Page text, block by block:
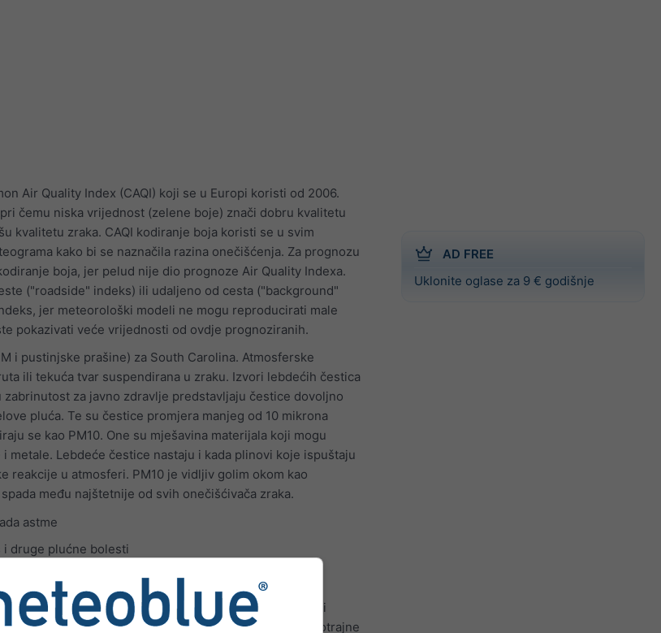
AD FREE
Uklonite oglase za 9 € godišnje
Air Quality Index (CAQI) koji se u Europi koristi od 2006.
čemu niska vrijednost (zelene boje) znači dobru kvalitetu
kvalitetu zraka. CAQI kodiranje boja koristi se u svim
kako bi se naznačila razina onečišćenja. Za prognozu
boja, jer pelud nije dio prognoze Air Quality Indexa.
("roadside" indeks) ili udaljeno od cesta ("background"
jer meteorološki modeli ne mogu reproducirati male
pokazivati veće vrijednosti od ovdje prognoziranih.
i pustinjske prašine) za South Carolina. Atmosferske
ili tekuća tvar suspendirana u zraku. Izvori lebdećih čestica
za javno zdravlje predstavljaju čestice dovoljno
pluća. Te su čestice promjera manjeg od 10 mikrona
se kao PM10. One su mješavina materijala koji mogu
metale. Lebdeće čestice nastaju i kada plinovi koje ispuštaju
reakcije u atmosferi. PM10 je vidljiv golim okom kao
spada među najštetnije od svih onečišćivača zraka.
astme
i druge plućne bolesti
bori protiv infekcija
kao PM2.5, koje su fine čestice promjera 2,5 μm ili
zraka česticama na javno zdravlje proizlazi iz dugotrajne